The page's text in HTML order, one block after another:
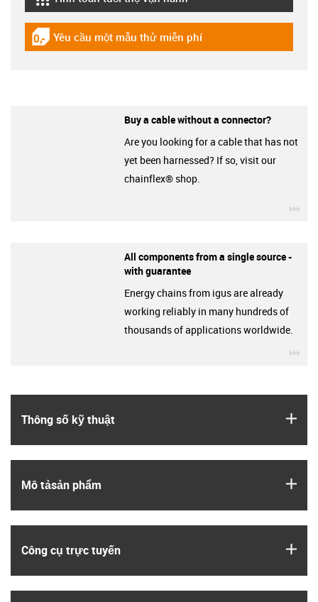
Thông số kỹ thuật
Mô tả­sản phẩm
Công cụ trực tuyến
igus-icon-lebensdauerrechner
igus-icon-gratismuster
Yêu cầu một mẫu thử miễn phí
Buy a cable without a connector?
Are you looking for a cable that has not
yet been harnessed? If so, visit our
chainflex® shop.
All components from a single source -
with guarantee
Energy chains from igus are already
working reliably in many hundreds of
thousands of applications worldwide.